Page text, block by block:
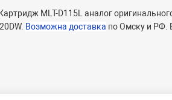
MLT-D115L аналог
Возможна доставка по Омску и РФ.